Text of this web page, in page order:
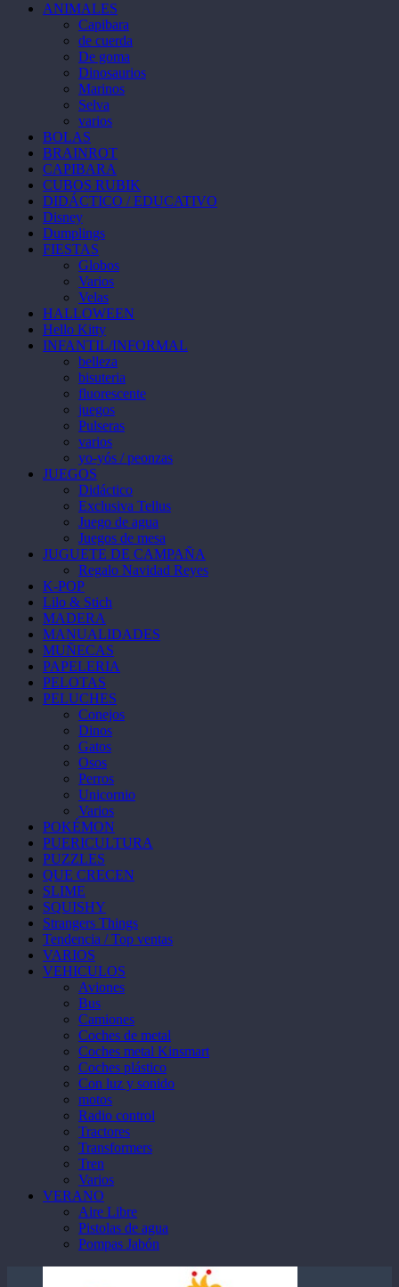
ANIMALES
Capibara
de cuerda
De goma
Dinosaurios
Marinos
Selva
varios
BOLAS
BRAINROT
CAPIBARA
CUBOS RUBIK
DIDÁCTICO / EDUCATIVO
Disney
Dumplings
FIESTAS
Globos
Varios
Velas
HALLOWEEN
Hello Kitty
INFANTIL/INFORMAL
belleza
bisuteria
fluorescente
juegos
Pulseras
varios
yo-yós / peonzas
JUEGOS
Didáctico
Exclusiva Tellus
Juego de agua
Juegos de mesa
JUGUETE DE CAMPAÑA
Regalo Navidad Reyes
K-POP
Lilo & Stich
MADERA
MANUALIDADES
MUÑECAS
PAPELERIA
PELOTAS
PELUCHES
Conejos
Dinos
Gatos
Osos
Perros
Unicornio
Varios
POKÉMON
PUERICULTURA
PUZZLES
QUE CRECEN
SLIME
SQUISHY
Strangers Things
Tendencia / Top ventas
VARIOS
VEHICULOS
Aviones
Bus
Camiones
Coches de metal
Coches metal Kinsmart
Coches plástico
Con luz y sonido
motos
Radio control
Tractores
Transformers
Tren
Varios
VERANO
Aire Libre
Pistolas de agua
Pompas Jabón